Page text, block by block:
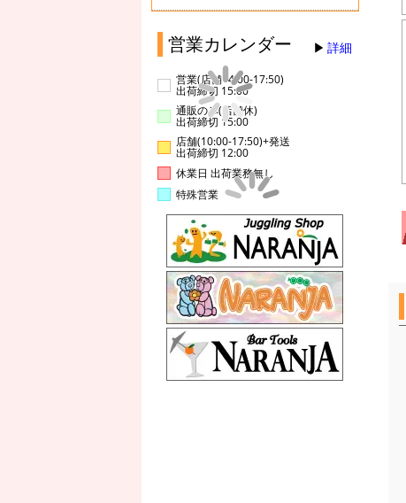
営業カレンダー 詳細
営業(店舗14:00-17:50)
出荷締切 15:00
通販のみ(店舗休)
出荷締切 15:00
店舗(10:00-17:50)+発送
出荷締切 12:00
休業日 出荷業務無し
特殊営業